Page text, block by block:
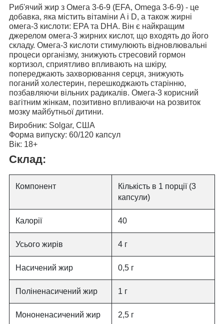
Риб'ячий жир з Омега 3-6-9 (EFA, Omega 3-6-9) - це
добавка, яка містить вітаміни A і D, а також жирні
омега-3 кислоти: EPA та DHA. Він є найкращим
джерелом омега-3 жирних кислот, що входять до його
складу. Омега-3 кислоти стимулюють відновлювальні
процеси організму, знижують стресовий гормон
кортизол, сприятливо впливають на шкіру,
попереджають захворювання серця, знижують
поганий холестерин, перешкоджають старінню,
позбавляючи вільних радикалів. Омега-3 корисний
вагітним жінкам, позитивно впливаючи на розвиток
мозку майбутньої дитини.
Виробник: Solgar, США
Форма випуску: 60/120 капсул
Вік: 18+
Склад:
Компонент
Кількість в 1 порції (3
капсули)
Калорії 40
Усього жирів 4 г
Насичений жир 0,5 г
Поліненасичений жир 1 г
Мононенасичений жир 2,5 г